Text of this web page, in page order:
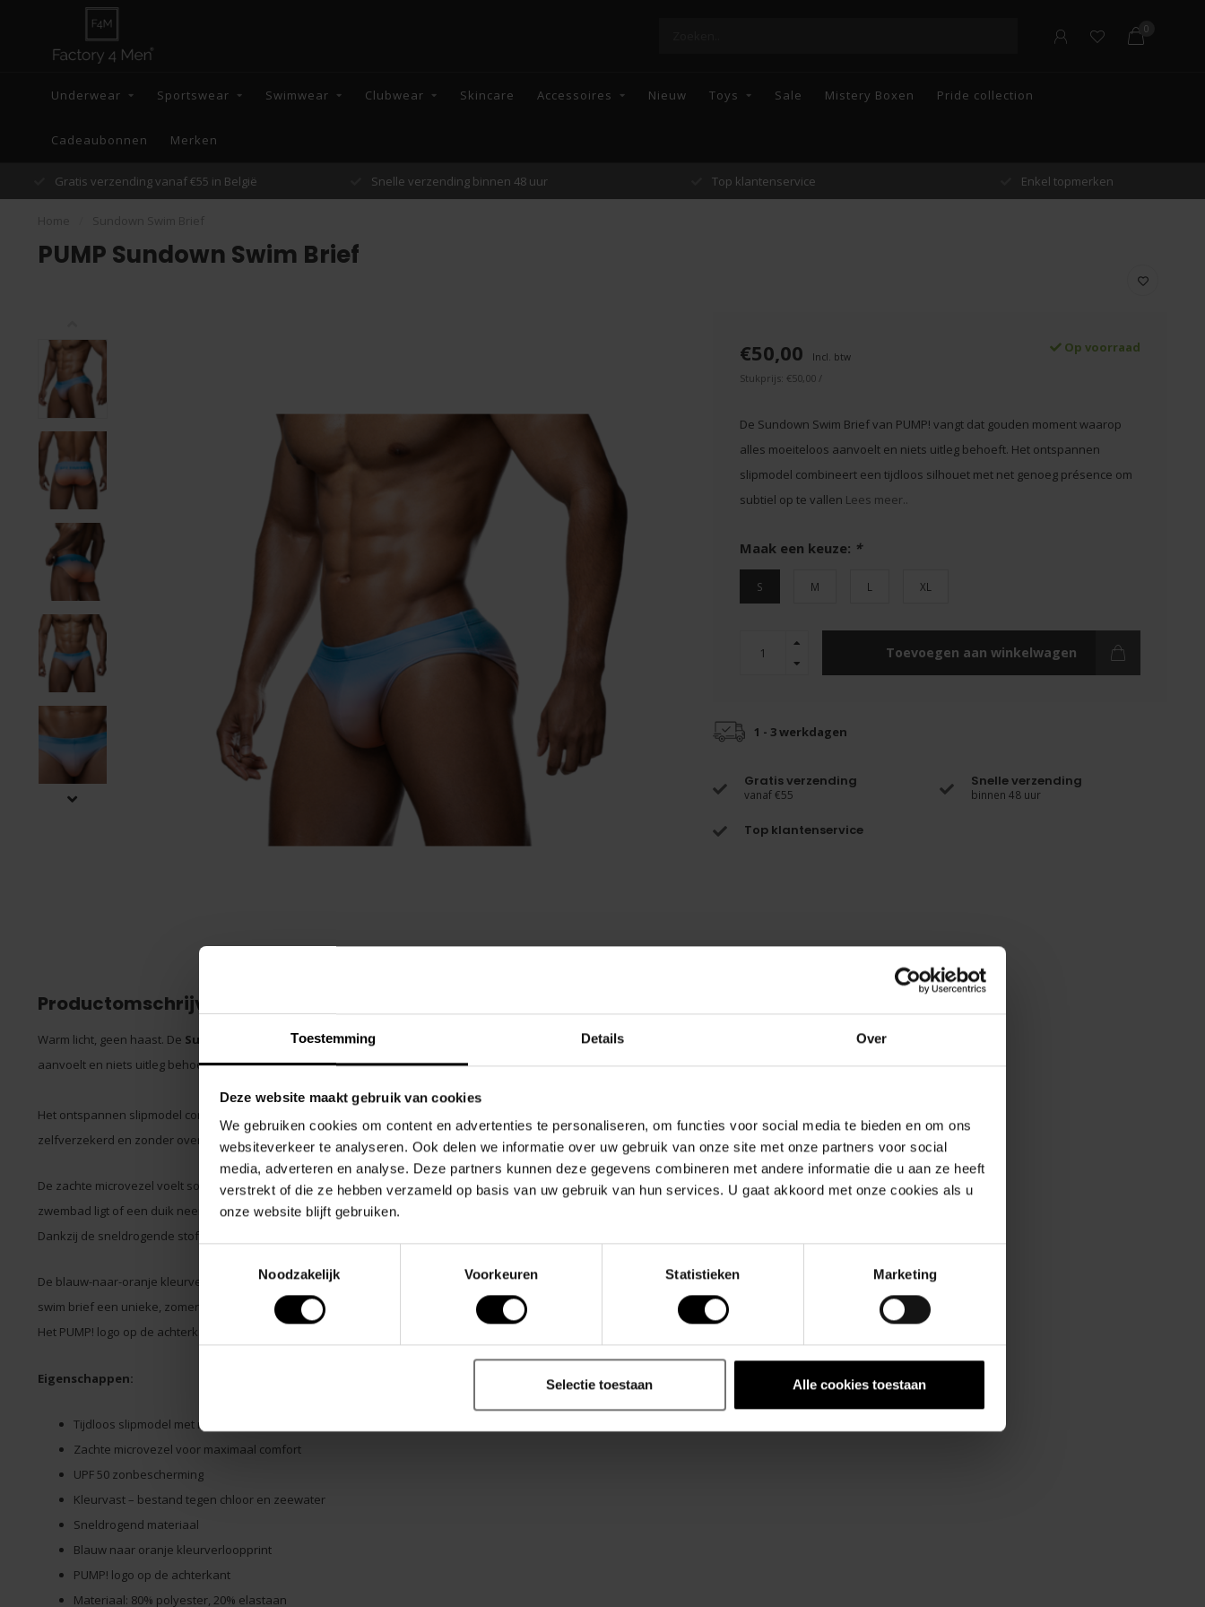
Toestemming Details Over
Deze website maakt gebruik van cookies
We gebruiken cookies om content en advertenties te personaliseren, om functies voor social media te bieden en om ons
websiteverkeer te analyseren. Ook delen we informatie over uw gebruik van onze site met onze partners voor social
media, adverteren en analyse. Deze partners kunnen deze gegevens combineren met andere informatie die u aan ze heeft
verstrekt of die ze hebben verzameld op basis van uw gebruik van hun services. U gaat akkoord met onze cookies als u
onze website blijft gebruiken.
Noodzakelijk
Voorkeuren Statistieken Marketing
Selectie toestaan Alle cookies toestaan
0
Underwear Sportswear Swimwear Clubwear Skincare Accessoires Nieuw Toys Sale Mistery Boxen Pride collection
Cadeaubonnen Merken
Snelle verzending binnen 48 uur Top klantenservice Enkel topmerken Gratis verzending vanaf €55 in België
PUMP Sundown Swim Brief
€50,00 Incl. btw
Op voorraad
Stukprijs: €50,00 /
De Sundown Swim Brief van PUMP! vangt dat gouden moment waarop
alles moeiteloos aanvoelt en niets uitleg behoeft. Het ontspannen
slipmodel combineert een tijdloos silhouet met net genoeg présence om
subtiel op te vallen Lees meer..
Maak een keuze: *
S M L XL
Toevoegen aan winkelwagen
1 - 3 werkdagen
Gratis verzending
vanaf €55
Snelle verzending
binnen 48 uur
Top klantenservice
Productomschrijving
Warm licht, geen haast. De Sundown Swim Brief van PUMP!vangt dat gouden moment waarop alles moeiteloos
aanvoelt en niets uitleg behoeft.
Het ontspannen slipmodel combineert een tijdloos silhouet met net genoeg présence om subtiel op te vallen — stijlvol,
zelfverzekerd en zonder overdaad.
De zachte microvezel voelt soepel aan op de huid en biedt optimale bewegingsvrijheid, of je nu relaxt aan het
zwembad ligt of een duik neemt in zee.
Dankzij de sneldrogende stof blijf je comfortabel, ook na het zwemmen.
De blauw-naar-oranje kleurverloopprint weerspiegelt het warme karakter van een zonsondergang en geeft deze
swim brief een unieke, zomerse uitstraling.
Het PUMP! logo op de achterkant zorgt voor die herkenbare, premium touch.
Eigenschappen:
Tijdloos slipmodel met moderne fit
Zachte microvezel voor maximaal comfort
UPF 50 zonbescherming
Kleurvast – bestand tegen chloor en zeewater
Sneldrogend materiaal
Blauw naar oranje kleurverloopprint
PUMP! logo op de achterkant
Materiaal: 80% polyester, 20% elastaan
Gerelateerde producten